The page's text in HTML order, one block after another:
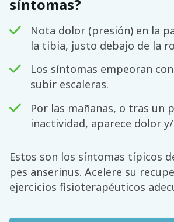
síntomas?
Nota dolor (presión) en la
la tibia, justo debajo de la
Los síntomas empeoran
subir escaleras.
Por las mañanas, o tras un
inactividad, aparece dolor
Estos son los síntomas típicos
pes anserinus. Acelere su
ejercicios fisioterapéuticos